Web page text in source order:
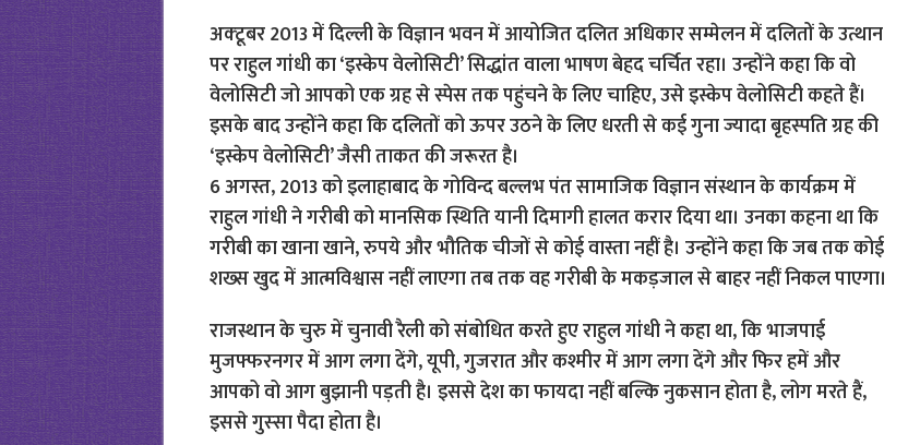
अक्‍टूबर 2013 में दिल्ली के विज्ञान भवन में आयोजित दलित अधिकार सम्मेलन में दलितों के उत्थान
पर राहुल गांधी का ‘इस्केप वेलोसिटी’ सिद्धांत वाला भाषण बेहद चर्चित रहा। उन्होंने कहा कि वो
वेलोसिटी जो आपको एक ग्रह से स्पेस तक पहुंचने के लिए चाहिए, उसे इस्केप वेलोसिटी कहते हैं।
इसके बाद उन्होंने कहा कि दलितों को ऊपर उठने के लिए धरती से कई गुना ज्यादा बृहस्पति ग्रह की
‘इस्केप वेलोसिटी’ जैसी ताकत की जरूरत है।
6 अगस्त, 2013 को इलाहाबाद के गोविन्द बल्लभ पंत सामाजिक विज्ञान संस्थान के कार्यक्रम में
राहुल गांधी ने गरीबी को मानसिक स्थिति यानी दिमागी हालत करार दिया था। उनका कहना था कि
गरीबी का खाना खाने, रुपये और भौतिक चीजों से कोई वास्ता नहीं है। उन्होंने कहा कि जब तक कोई
शख्स खुद में आत्मविश्वास नहीं लाएगा तब तक वह गरीबी के मकड़जाल से बाहर नहीं निकल पाएगा।
राजस्थान के चुरु में चुनावी रैली को संबोधित करते हुए राहुल गांधी ने कहा था, कि भाजपाई
मुजफ्फरनगर में आग लगा देंगे, यूपी, गुजरात और कश्मीर में आग लगा देंगे और फिर हमें और
आपको वो आग बुझानी पड़ती है। इससे देश का फायदा नहीं बल्कि नुकसान होता है, लोग मरते हैं,
इससे गुस्‍सा पैदा होता है।